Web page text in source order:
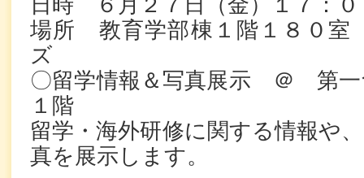
日時 ６月２７日（金）１７：０
場所 教育学部棟１階１８０
ズ
〇留学情報＆写真展示 ＠ 第一
１階
留学・海外研修に関する情報や
真を展示します。